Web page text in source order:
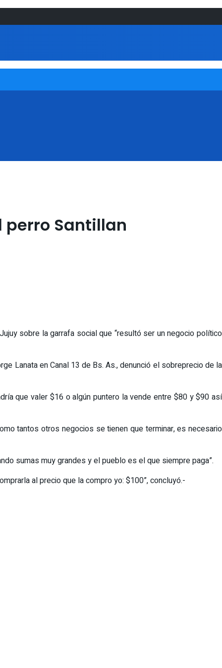
perro Santillan
sobre la garrafa social que “resultó ser un negocio político
Lanata en Canal 13 de Bs. As., denunció el sobreprecio de la
que valer $16 o algún puntero la vende entre $80 y $90 así
tantos otros negocios se tienen que terminar, es necesario
sumas muy grandes y el pueblo es el que siempre paga”.
al precio que la compro yo: $100”, concluyó.-